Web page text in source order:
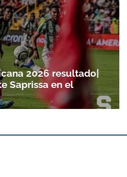
a nuestro boletín.
2026 resultado|
Saprissa en el